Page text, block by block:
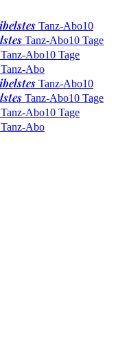
Tanz-Abo10
Tanz-Abo10 Tage
Tanz-Abo10 Tage
Tanz-Abo
Tanz-Abo10
Tanz-Abo10 Tage
Tanz-Abo10 Tage
Tanz-Abo